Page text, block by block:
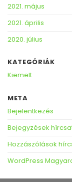
2021. május
2021. április
2020. július
KATEGÓRIÁK
Kiemelt
META
Bejelentkezés
Bejegyzések
Hozzászólások
WordPress